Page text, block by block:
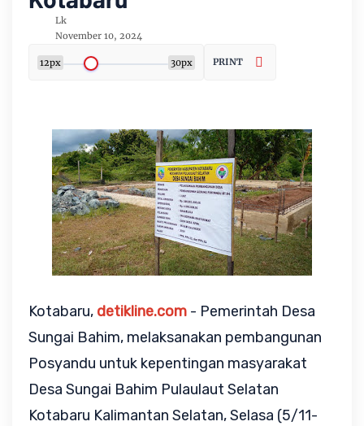
Lk
November 10, 2024
12px 30px PRINT
Kotabaru, detikline.com - Pemerintah Desa
Sungai Bahim, melaksanakan pembangunan
Posyandu untuk kepentingan masyarakat
Desa Sungai Bahim Pulaulaut Selatan
Kotabaru Kalimantan Selatan, Selasa (5/11-